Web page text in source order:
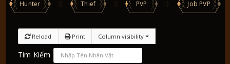
Hunter Thief PVP Job PVP
Reload Print Column visibility
Tìm Kiếm